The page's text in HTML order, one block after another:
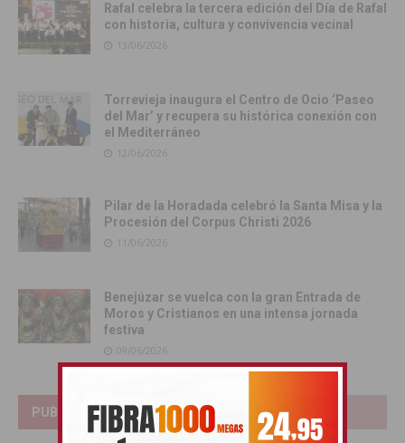
Rafal celebra la tercera edición del Día de Rafal
con historia, cultura y convivencia vecinal
13/06/2026
Torrevieja inaugura el Centro de Ocio ‘Paseo
del Mar’ y recupera su histórica conexión con
el Mediterráneo
12/06/2026
Pilar de la Horadada celebró la Santa Misa y la
Procesión del Corpus Christi 2026
11/06/2026
Benejúzar se vuelca con la gran Entrada de
Moros y Cristianos en una intensa jornada
festiva
09/06/2026
PUBLICIDAD